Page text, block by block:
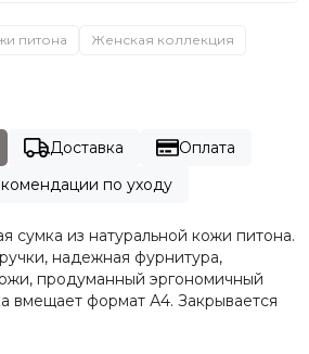
питона
Женская коллекция
Доставка
Оплата
по уходу
сумка из натуральной кожи питона.
надежная фурнитура,
продуманный эргономичный
вмещает формат А4. Закрывается